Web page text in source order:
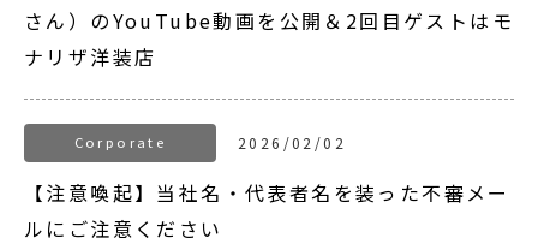
さん）のYouTube動画を公開＆2回目ゲストはモ
ナリザ洋装店
Corporate 2026/02/02
【注意喚起】当社名・代表者名を装った不審メー
ルにご注意ください